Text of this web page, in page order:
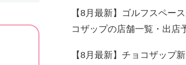
【8月最新】ゴルフスペー
コザップの店舗一覧・出店
【8月最新】チョコザップ